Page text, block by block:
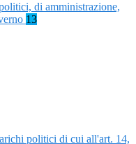
di amministrazione,
13
politici di cui all'art. 14,